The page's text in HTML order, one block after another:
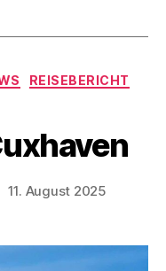
REISEBERICHT
11. August 2025